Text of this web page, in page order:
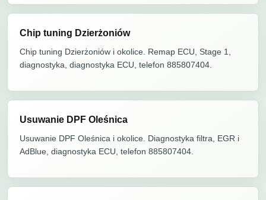
Chip tuning Dzierżoniów
Chip tuning Dzierżoniów i okolice. Remap ECU, Stage 1,
diagnostyka, diagnostyka ECU, telefon 885807404.
Usuwanie DPF Oleśnica
Usuwanie DPF Oleśnica i okolice. Diagnostyka filtra, EGR i
AdBlue, diagnostyka ECU, telefon 885807404.